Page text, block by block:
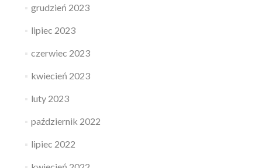
grudzień 2023
lipiec 2023
czerwiec 2023
kwiecień 2023
luty 2023
październik 2022
lipiec 2022